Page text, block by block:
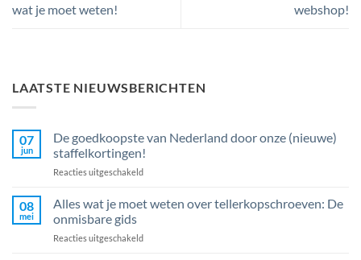
wat je moet weten!
webshop!
LAATSTE NIEUWSBERICHTEN
07
jun
De goedkoopste van Nederland door onze (nieuwe)
staffelkortingen!
Reacties uitgeschakeldvoor
goedkoopste
van
08
mei
Alles wat je moet weten over tellerkopschroeven: De
onmisbare gids
Reacties uitgeschakeldvoor